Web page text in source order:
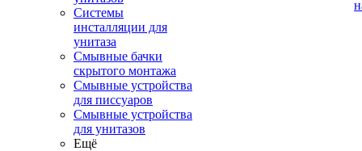
Системы
инсталляции для
унитаза
Смывные бачки
скрытого монтажа
Смывные устройства
для писсуаров
Смывные устройства
для унитазов
Ещё